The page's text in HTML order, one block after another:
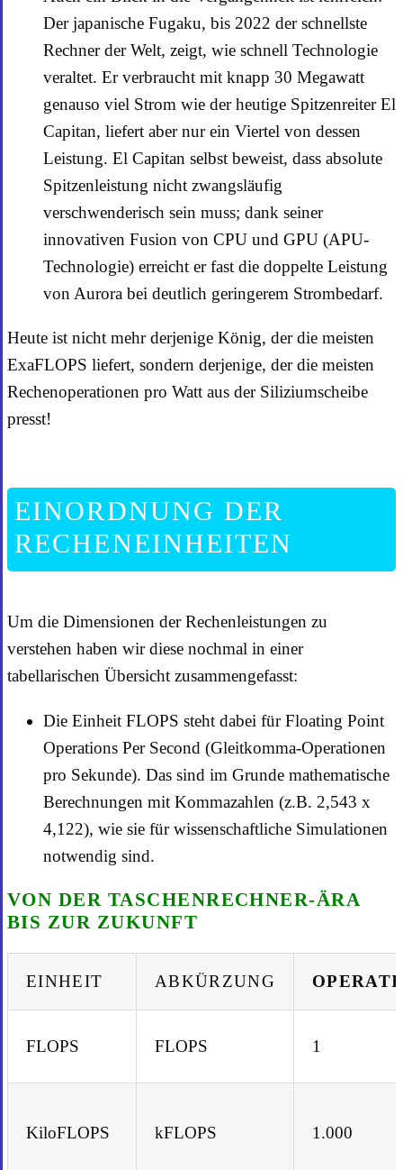
Der japanische Fugaku, bis 2022 der schnellste
Rechner der Welt, zeigt, wie schnell Technologie
veraltet. Er verbraucht mit knapp 30 Megawatt
genauso viel Strom wie der heutige Spitzenreiter El
Capitan, liefert aber nur ein Viertel von dessen
Leistung. El Capitan selbst beweist, dass absolute
Spitzenleistung nicht zwangsläufig
verschwenderisch sein muss; dank seiner
innovativen Fusion von CPU und GPU (APU-
Technologie) erreicht er fast die doppelte Leistung
von Aurora bei deutlich geringerem Strombedarf.
Heute ist nicht mehr derjenige König, der die meisten
ExaFLOPS liefert, sondern derjenige, der die meisten
Rechenoperationen pro Watt aus der Siliziumscheibe
presst!
EINORDNUNG DER
RECHENEINHEITEN
Um die Dimensionen der Rechenleistungen zu
verstehen haben wir diese nochmal in einer
tabellarischen Übersicht zusammengefasst:
Die Einheit FLOPS steht dabei für Floating Point
Operations Per Second (Gleitkomma-Operationen
pro Sekunde). Das sind im Grunde mathematische
Berechnungen mit Kommazahlen (z.B. 2,543 x
4,122), wie sie für wissenschaftliche Simulationen
notwendig sind.
VON DER TASCHENRECHNER-ÄRA
BIS ZUR ZUKUNFT
EINHEIT ABKÜRZUNG
FLOPS FLOPS 1
KiloFLOPS kFLOPS 1.000